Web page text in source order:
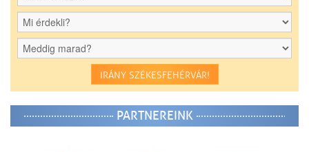
IRÁNY SZÉKESFEHÉRVÁR!
PARTNEREINK